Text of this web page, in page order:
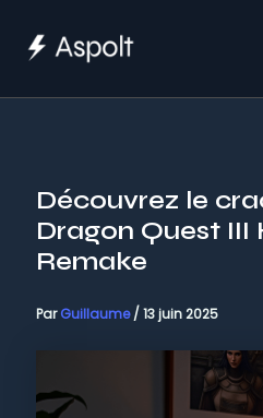
Découvrez le
Dragon Quest III
Remake
ParGuillaume/13 juin 2025